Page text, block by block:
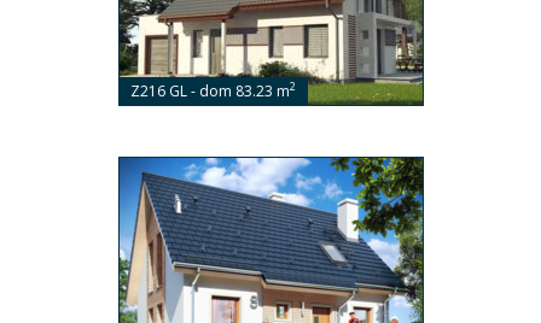
Z216 GL - dom 83.23 m2